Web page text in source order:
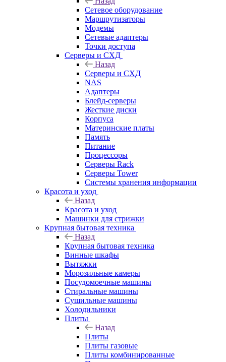
Сетевое оборудование
Маршрутизаторы
Модемы
Сетевые адаптеры
Точки доступа
Серверы и СХД
Назад
Серверы и СХД
NAS
Адаптеры
Блейд-серверы
Жесткие диски
Корпуса
Материнские платы
Память
Питание
Процессоры
Серверы Rack
Серверы Tower
Системы хранения информации
Красота и уход
Назад
Красота и уход
Машинки для стрижки
Крупная бытовая техника
Назад
Крупная бытовая техника
Винные шкафы
Вытяжки
Морозильные камеры
Посудомоечные машины
Стиральные машины
Сушильные машины
Холодильники
Плиты
Назад
Плиты
Плиты газовые
Плиты комбинированные